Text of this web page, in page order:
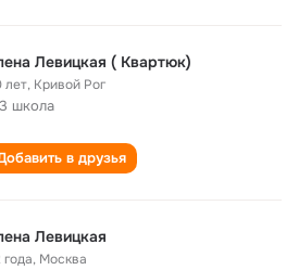
Левицкая ( Квартюк)
лет, Кривой Рог
школа
в друзья
Левицкая
года, Москва